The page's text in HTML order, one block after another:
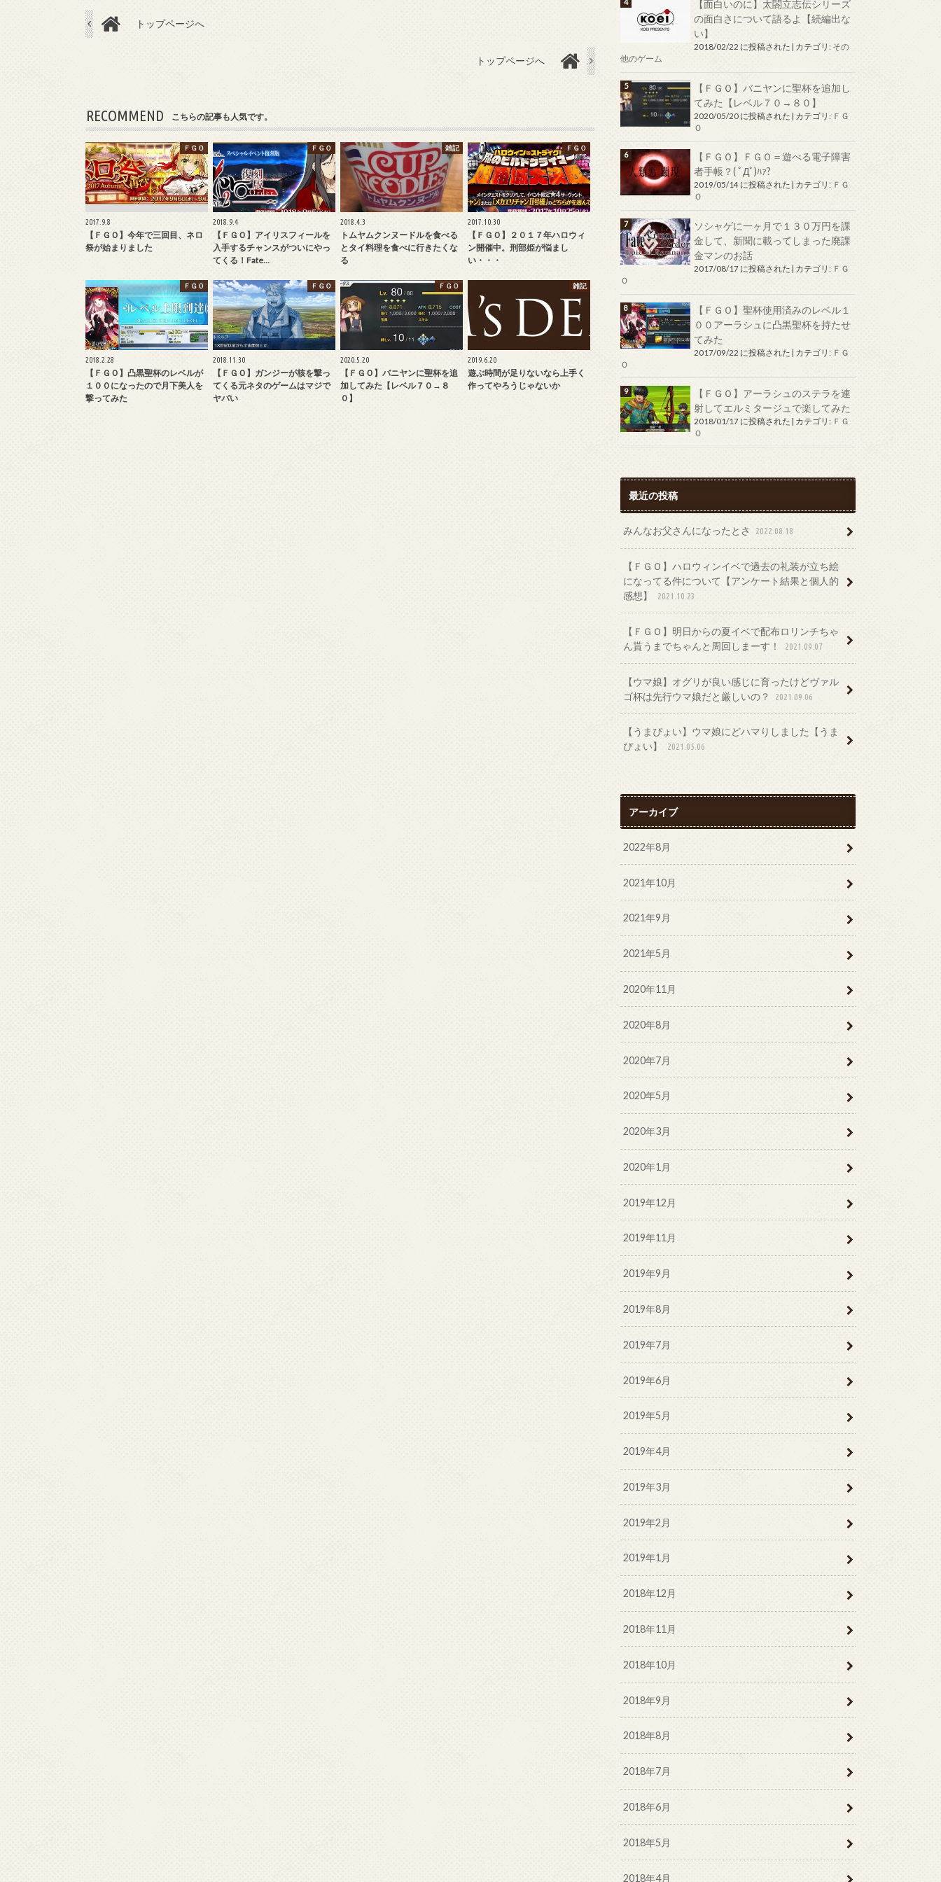
トップページへ
トップページへ
RECOMMEND こちらの記事も人気です。
ＦＧＯ
2017.9.8
【ＦＧＯ】今年で三回目、ネロ
祭が始まりました
ＦＧＯ
2018.9.4
【ＦＧＯ】アイリスフィールを
入手するチャンスがついにやっ
てくる！Fate…
雑記
2018.4.3
トムヤムクンヌードルを食べる
とタイ料理を食べに行きたくな
る
ＦＧＯ
2017.10.30
【ＦＧＯ】２０１７年ハロウィ
ン開催中。刑部姫が悩まし
い・・・
ＦＧＯ
2018.2.28
【ＦＧＯ】凸黒聖杯のレベルが
１００になったので月下美人を
撃ってみた
ＦＧＯ
2018.11.30
【ＦＧＯ】ガンジーが核を撃っ
てくる元ネタのゲームはマジで
ヤバい
ＦＧＯ
2020.5.20
【ＦＧＯ】バニヤンに聖杯を追
加してみた【レベル７０→８
０】
雑記
2019.6.20
遊ぶ時間が足りないなら上手く
作ってやろうじゃないか
【面白いのに】太閤立志伝シリーズ
の面白さについて語るよ【続編出な
い】
2018/02/22 に投稿された カテゴリ: その
他のゲーム
【ＦＧＯ】バニヤンに聖杯を追加し
てみた【レベル７０→８０】
2020/05/20 に投稿された | カテゴリ: ＦＧ
Ｏ
【ＦＧＯ】ＦＧＯ＝遊べる電子障害
者手帳？( ﾟДﾟ)ﾊｧ?
2019/05/14 に投稿された カテゴリ: ＦＧ
Ｏ
ソシャゲに一ヶ月で１３０万円を課
金して、新聞に載ってしまった廃課
金マンのお話
2017/08/17 に投稿された | カテゴリ: ＦＧ
Ｏ
【ＦＧＯ】聖杯使用済みのレベル１
００アーラシュに凸黒聖杯を持たせ
てみた
2017/09/22 に投稿された | カテゴリ: ＦＧ
Ｏ
【ＦＧＯ】アーラシュのステラを連
射してエルミタージュで楽してみた
2018/01/17 に投稿された カテゴリ: ＦＧ
Ｏ
最近の投稿
みんなお父さんになったとさ 2022.08.18
【ＦＧＯ】ハロウィンイベで過去の礼装が立ち絵
になってる件について【アンケート結果と個人的
感想】
2021.10.23
【ＦＧＯ】明日からの夏イベで配布ロリンチちゃ
ん貰うまでちゃんと周回しまーす！
2021.09.07
【ウマ娘】オグリが良い感じに育ったけどヴァル
ゴ杯は先行ウマ娘だと厳しいの？
2021.09.06
【うまぴょい】ウマ娘にどハマりしました【うま
ぴょい】
2021.05.06
アーカイブ
2022年8月
2021年10月
2021年9月
2021年5月
2020年11月
2020年8月
2020年7月
2020年5月
2020年3月
2020年1月
2019年12月
2019年11月
2019年9月
2019年8月
2019年7月
2019年6月
2019年5月
2019年4月
2019年3月
2019年2月
2019年1月
2018年12月
2018年11月
2018年10月
2018年9月
2018年8月
2018年7月
2018年6月
2018年5月
2018年4月